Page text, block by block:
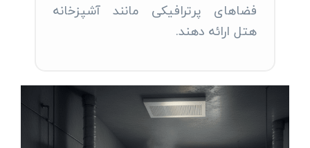
فضاهای پرترافیکی مانند آشپزخانه
هتل ارائه دهند.